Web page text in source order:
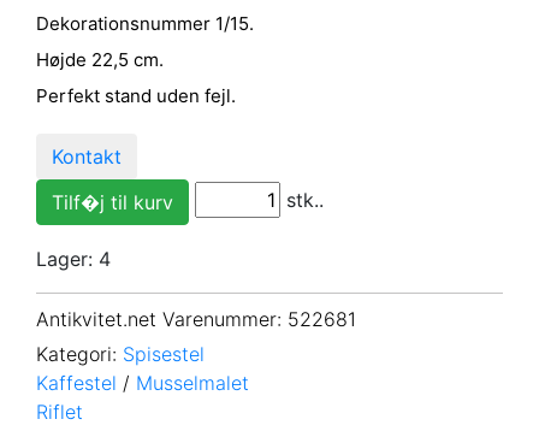
Dekorationsnummer 1/15.
Højde 22,5 cm.
Perfekt stand uden fejl.
Kontakt
stk..
Lager: 4
Antikvitet.net Varenummer: 522681
Kategori: Spisestel
Kaffestel / Musselmalet
Riflet